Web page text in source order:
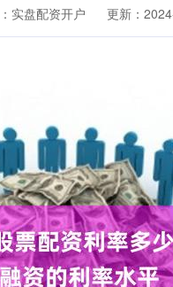
实盘配资开户 更新：